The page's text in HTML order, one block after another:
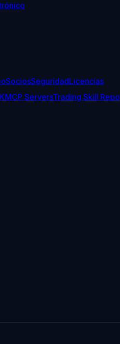
SociosSeguridadLicencias
MCP ServersTrading Skill Repo